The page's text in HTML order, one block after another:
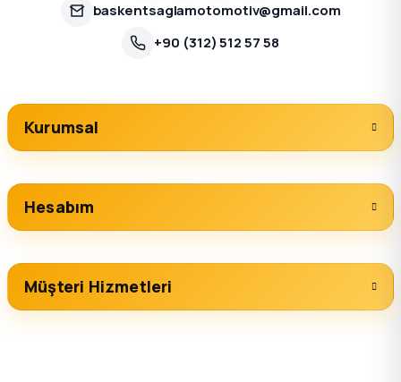
baskentsaglamotomotiv@gmail.com
+90 (312) 512 57 58
Kurumsal
Hesabım
Müşteri Hizmetleri